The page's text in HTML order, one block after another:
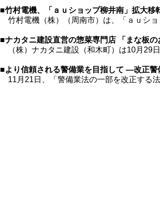
■竹村電機、「ａｕショップ柳井南」拡大移
竹村電機（株）（周南市）は、「ａｕショ
■ナカタニ建設直営の惣菜専門店 「まな板
（株）ナカタニ建設（和木町）は10月29
■より信頼される警備業を目指して ―改正警
11月21日、「警備業法の一部を改正する